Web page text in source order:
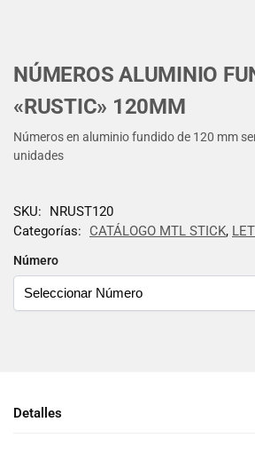
NÚMEROS ALUMINIO
«RUSTIC» 120MM
Número
SKU:
NRUST120
Categorías:
CATÁLOGO MTL STICK,
Números en aluminio fundido de 120 mm
unidades
Detalles